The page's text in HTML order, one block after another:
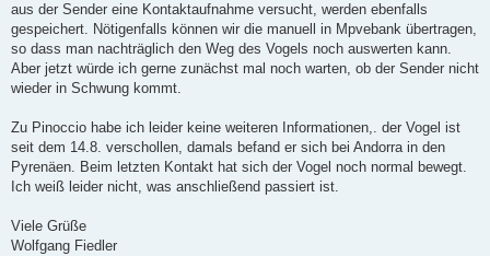
aus der Sender eine Kontaktaufnahme versucht, werden ebenfalls
gespeichert. Nötigenfalls können wir die manuell in Mpvebank übertragen,
so dass man nachträglich den Weg des Vogels noch auswerten kann.
Aber jetzt würde ich gerne zunächst mal noch warten, ob der Sender nicht
wieder in Schwung kommt.
Zu Pinoccio habe ich leider keine weiteren Informationen,. der Vogel ist
seit dem 14.8. verschollen, damals befand er sich bei Andorra in den
Pyrenäen. Beim letzten Kontakt hat sich der Vogel noch normal bewegt.
Ich weiß leider nicht, was anschließend passiert ist.
Viele Grüße
Wolfgang Fiedler